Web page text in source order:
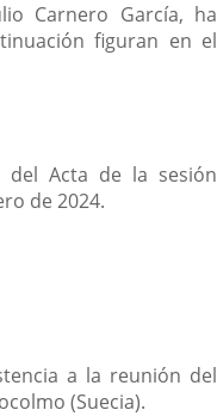
Carnero García, ha
figuran en el
Acta de la sesión
de 2024.
a la reunión del
(Suecia).